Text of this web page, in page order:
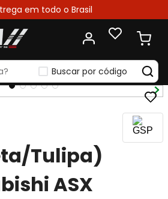
em todo o Brasil
Buscar por código
Tulipa)
ASX